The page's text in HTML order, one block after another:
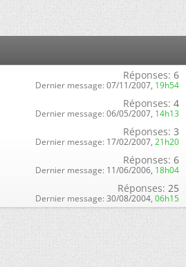
Réponses: 6
Dernier message: 07/11/2007, 19h54
Réponses: 4
Dernier message: 06/05/2007, 14h13
Réponses: 3
Dernier message: 17/02/2007, 21h20
Réponses: 6
Dernier message: 11/06/2006, 18h04
Réponses: 25
Dernier message: 30/08/2004, 06h15